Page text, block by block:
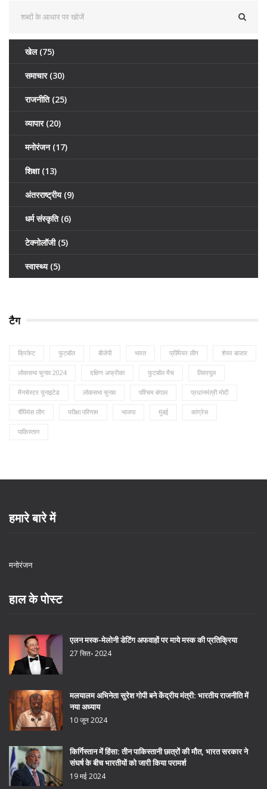
खेल (75)
समाचार (30)
राजनीति (25)
व्यापार (20)
मनोरंजन (17)
शिक्षा (13)
अंतरराष्ट्रीय (9)
धर्म संस्कृति (6)
टेक्नोलॉजी (5)
स्वास्थ्य (5)
टैग
क्रिकेट फुटबॉल बीजेपी भारत प्रीमियर लीग शेयर बाजार
लोकसभा चुनाव 2024 दक्षिण अफ्रीका फुटबॉल मैच लिवरपूल
मैनचेस्टर यूनाइटेड लोकसभा चुनाव पश्चिम बंगाल प्रधानमंत्री मोदी
चैंपियंस लीग परीक्षा परिणाम भाजपा मुंबई कांग्रेस
पाकिस्तान
हमारे बारे में
मनोरंजन
हाल के पोस्ट
एलन मस्क-मेलोनी डेटिंग अफवाहों पर माये मस्क की प्रतिक्रिया
27 सित॰ 2024
मलयालम अभिनेता सुरेश गोपी बने केंद्रीय मंत्री: भारतीय राजनीति में
नया अध्याय
10 जून 2024
किर्गिस्तान में हिंसा: तीन पाकिस्तानी छात्रों की मौत, भारत सरकार ने
संघर्ष के बीच भारतीयों को जारी किया परामर्श
19 मई 2024